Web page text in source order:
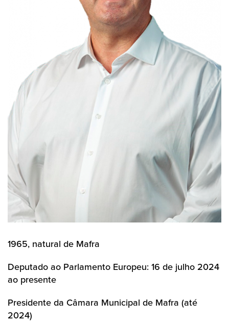
1965, natural de Mafra
Deputado ao Parlamento Europeu: 16 de julho 2024
ao presente
Presidente da Câmara Municipal de Mafra (até
2024)